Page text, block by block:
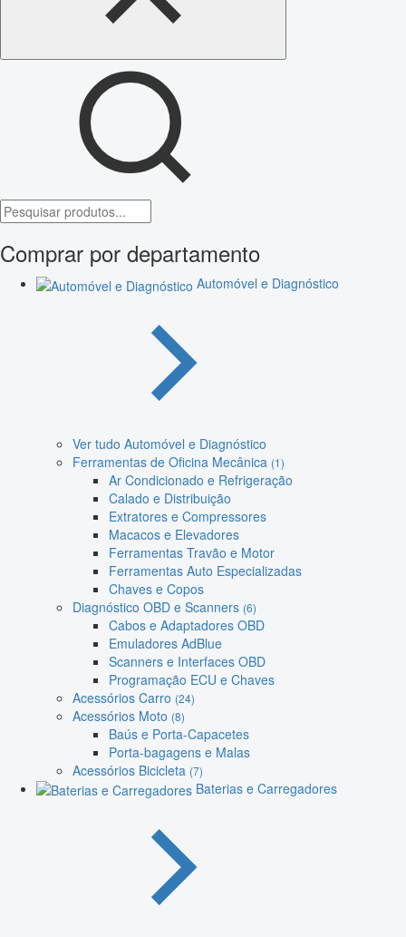
Comprar por departamento
Automóvel e Diagnóstico
Ver tudo Automóvel e Diagnóstico
Ferramentas de Oficina Mecânica (1)
Ar Condicionado e Refrigeração
Calado e Distribuição
Extratores e Compressores
Macacos e Elevadores
Ferramentas Travão e Motor
Ferramentas Auto Especializadas
Chaves e Copos
Diagnóstico OBD e Scanners (6)
Cabos e Adaptadores OBD
Emuladores AdBlue
Scanners e Interfaces OBD
Programação ECU e Chaves
Acessórios Carro (24)
Acessórios Moto (8)
Baús e Porta-Capacetes
Porta-bagagens e Malas
Acessórios Bicicleta (7)
Baterias e Carregadores